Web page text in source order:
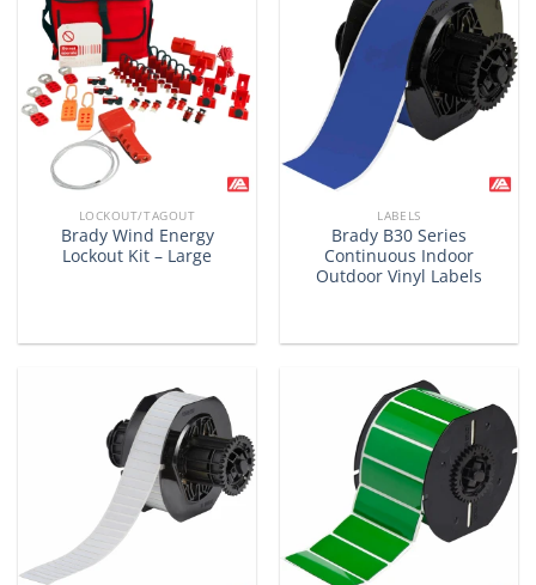
LOCKOUT/TAGOUT
Brady Wind Energy
Lockout Kit – Large
LABELS
Brady B30 Series
Continuous Indoor
Outdoor Vinyl Labels